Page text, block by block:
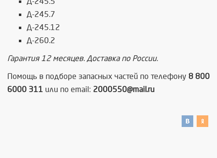
Д-245.7
Д-245.12
Д-260.2
Гарантия 12 месяцев. Доставка по России.
Помощь в подборе запасных частей по телефону 8 800
6000 311 или по email: 2000550@mail.ru